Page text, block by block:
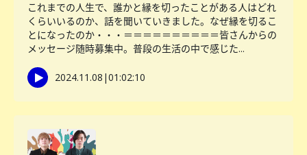
これまでの人生で、誰かと縁を切ったことがある人はどれ
くらいいるのか、話を聞いていきました。なぜ縁を切るこ
とになったのか・・・＝＝＝＝＝＝＝＝＝＝皆さんからの
メッセージ随時募集中。普段の生活の中で感じた...
2024.11.08 |01:02:10